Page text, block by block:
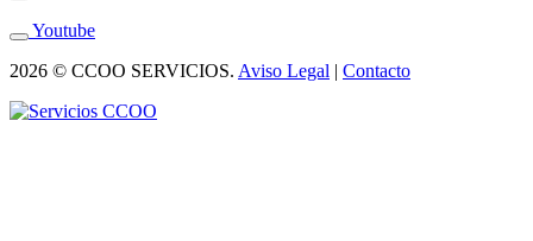
Youtube
2026 © CCOO SERVICIOS. Aviso Legal | Contacto